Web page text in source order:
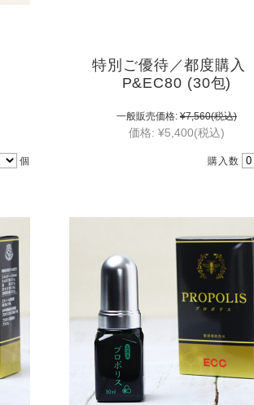
個
特別ご優待／都度購入
P&EC80 (30包)
一般販売価格: ¥7,560(税込)
価格: ¥5,400(税込)
購入数